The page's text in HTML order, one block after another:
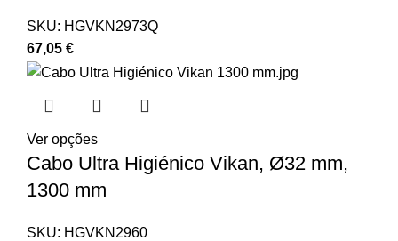
SKU: HGVKN2973Q
67,05 €
Ver opções
Cabo Ultra Higiénico Vikan, Ø32 mm,
1300 mm
SKU: HGVKN2960